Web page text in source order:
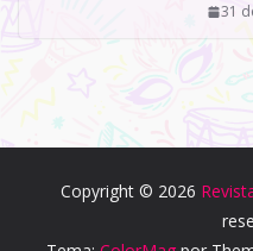
31
Copyright © 2026